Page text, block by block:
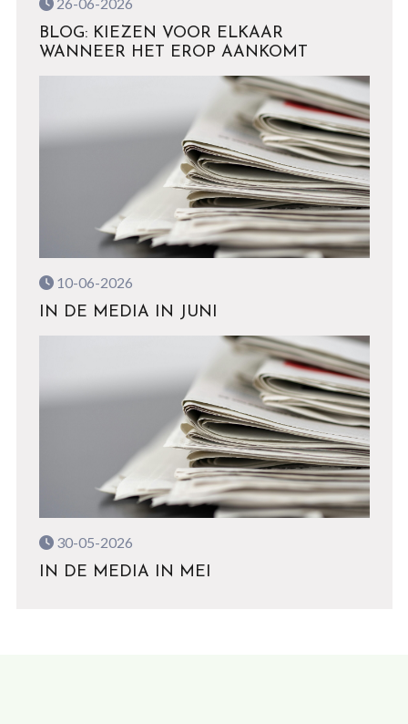
BLOG: KIEZEN VOOR ELKAAR
WANNEER HET EROP AANKOMT
10-06-2026
IN DE MEDIA IN JUNI
30-05-2026
IN DE MEDIA IN MEI